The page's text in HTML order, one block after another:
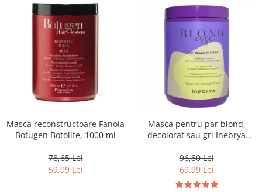
Masca reconstructoare Fanola
Botugen Botolife, 1000 ml
78,65 Lei
59,99 Lei
Masca pentru par blond,
decolorat sau gri Inebrya
96,80 Lei
69,99 Lei